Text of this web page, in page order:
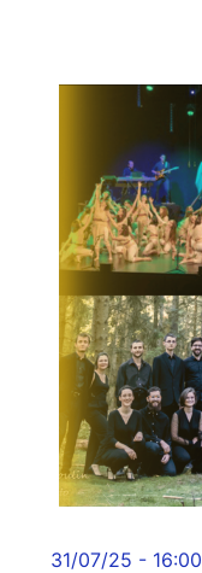
31/07/25 - 16:00